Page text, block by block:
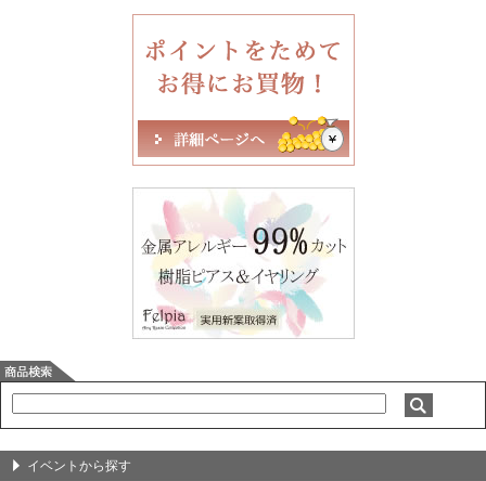
イベントから探す